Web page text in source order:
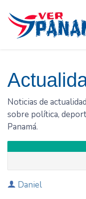
contenido
Noticias de
sobre política,
Panamá.
Daniel